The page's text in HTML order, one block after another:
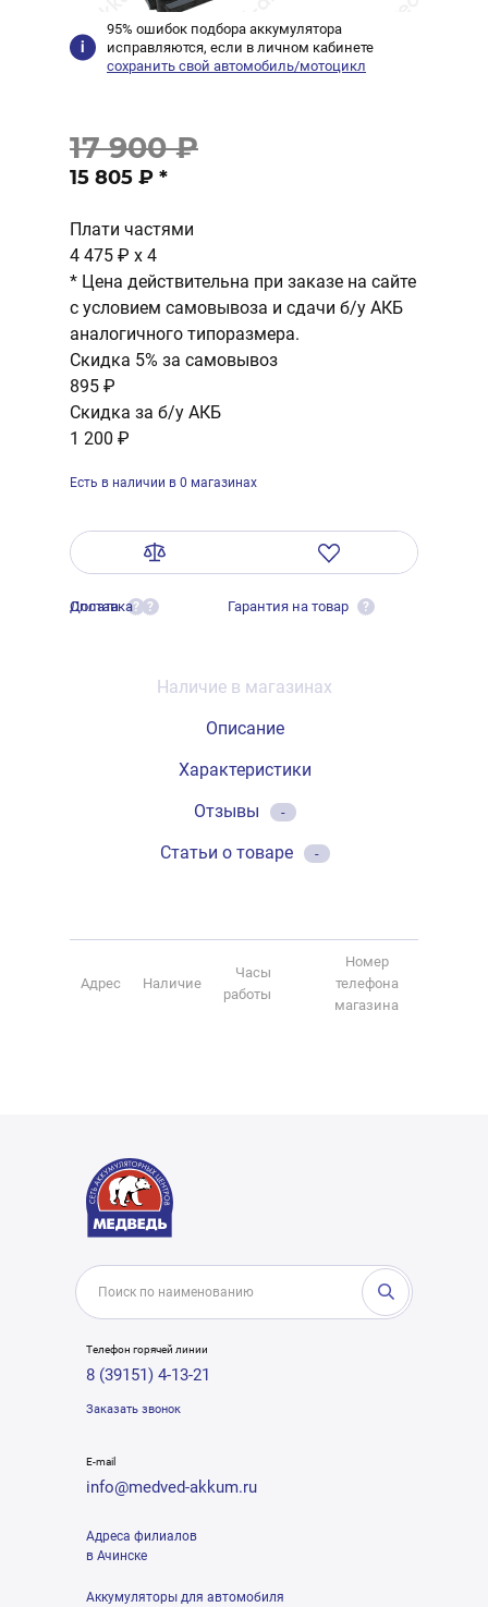
95% ошибок подбора аккумулятора
исправляются, если в личном кабинете
сохранить свой автомобиль/мотоцикл
17 900 ₽
15 805 ₽ *
Плати частями
4 475 ₽ x 4
* Цена действительна при заказе на сайте
с условием самовывоза и сдачи б/у АКБ
аналогичного типоразмера.
Скидка 5% за самовывоз
895 ₽
Скидка за б/у АКБ
1 200 ₽
Есть в наличии в 0 магазинах
Оплата ?
Доставка ? Гарантия на товар ?
Наличие в магазинах
Описание
Характеристики
Отзывы
-
Статьи о товаре -
Адрес Наличие
Часы
работы
Номер
телефона
магазина
Телефон горячей линии
8 (39151) 4-13-21
Заказать звонок
E-mail
info@medved-akkum.ru
Адреса филиалов
в Ачинске
Аккумуляторы для автомобиля